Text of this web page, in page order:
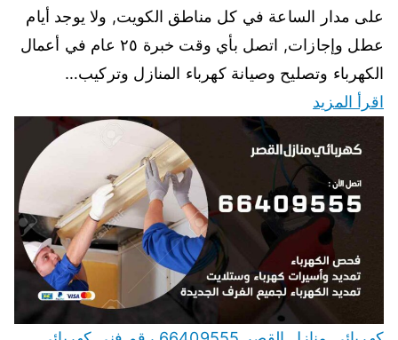
على مدار الساعة في كل مناطق الكويت, ولا يوجد أيام
عطل وإجازات, اتصل بأي وقت خبرة ٢٥ عام في أعمال
الكهرباء وتصليح وصيانة كهرباء المنازل وتركيب…
اقرأ المزيد